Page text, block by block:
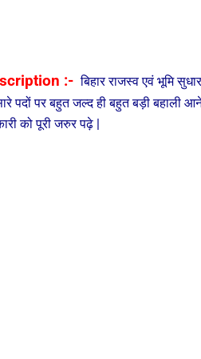
:- बिहार राजस्व एवं भूमि
पदों पर बहुत जल्द ही बहुत बड़ी बहाली
को पूरी जरुर पढ़े |